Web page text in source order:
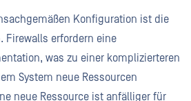
Konfiguration ist die
Firewalls erfordern eine
was zu einer komplizierteren
System neue Ressourcen
neue Ressource ist anfälliger für